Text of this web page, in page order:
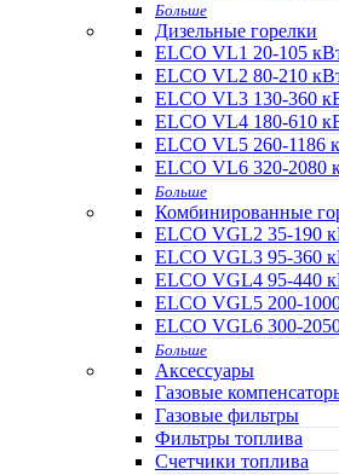
Больше
Дизельные горелки
ELCO VL1 20-105
ELCO VL2 80-210
ELCO VL3 130-360
ELCO VL4 180-610
ELCO VL5 260-1186
ELCO VL6 320-2080
Больше
Комбинированные
ELCO VGL2 35-190
ELCO VGL3 95-360
ELCO VGL4 95-440
ELCO VGL5 200-
ELCO VGL6 300-
Больше
Аксессуары
Газовые
Газовые фильтры
Фильтры топлива
Счетчики топлива